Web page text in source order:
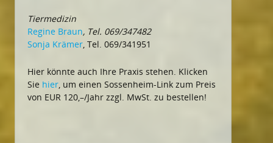
Tiermedizin
Regine Braun, Tel. 069/347482
Sonja Krämer, Tel. 069/341951
Hier könnte auch Ihre Praxis stehen. Klicken
Sie hier, um einen Sossenheim-Link zum Preis
von EUR 120,–/Jahr zzgl. MwSt. zu bestellen!